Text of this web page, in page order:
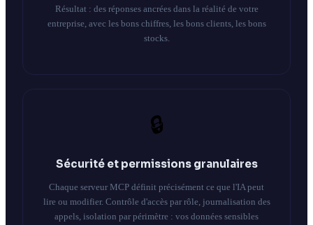
Résultat : des réponses ancrées dans la réalité de votre
entreprise, avec les bons chiffres, les bons clients, les bons
stocks.
🔒
Sécurité et permissions granulaires
Chaque serveur MCP définit précisément ce que l'IA peut
lire ou modifier. Contrôle d'accès par rôle, journalisation des
appels, isolation par périmètre : vos données sensibles